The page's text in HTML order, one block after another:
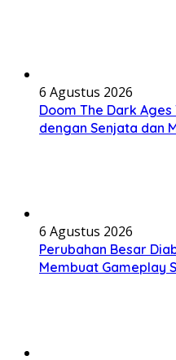
6 Agustus 2026
Doom The Dark
dengan Senjata dan
6 Agustus 2026
Perubahan Besar
Membuat Gameplay